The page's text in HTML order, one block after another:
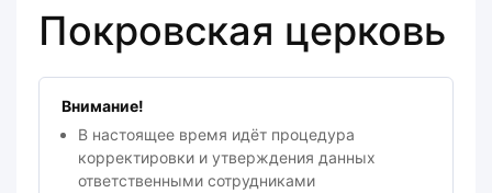
Покровская церковь
Внимание!
В настоящее время идёт процедура
корректировки и утверждения данных
ответственными сотрудниками